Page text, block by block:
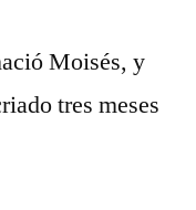
Moisés, y
tres meses